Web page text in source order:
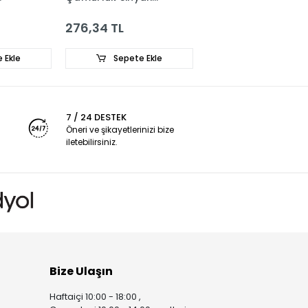
Ekle
2.763,41 TL
Sepete Ekle
7 / 24 DESTEK
Öneri ve şikayetlerinizi bize
iletebilirsiniz.
Bize Ulaşın
Haftaiçi 10:00 - 18:00 ,